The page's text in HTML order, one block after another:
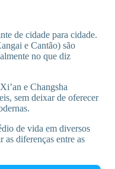
de cidade para cidade.
e Cantão) são
no que diz
e Changsha
sem deixar de oferecer
de vida em diversos
as diferenças entre as